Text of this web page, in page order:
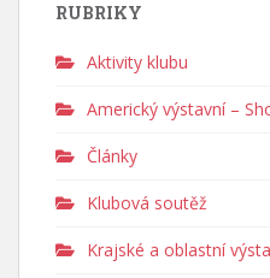
RUBRIKY
Aktivity klubu
Americký výstavní –
Články
Klubová soutěž
Krajské a oblastní